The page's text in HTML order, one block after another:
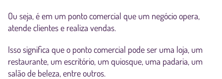
Ou seja, é em um ponto comercial que um negócio opera,
atende clientes e realiza vendas.
Isso significa que o ponto comercial pode ser uma loja, um
restaurante, um escritório, um quiosque, uma padaria, um
salão de beleza, entre outros.